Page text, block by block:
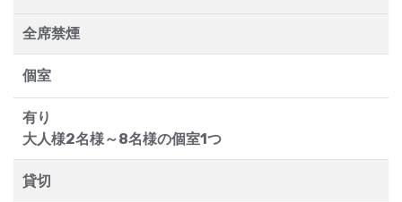
全席禁煙
個室
有り
大人様2名様～8名様の個室1つ
貸切